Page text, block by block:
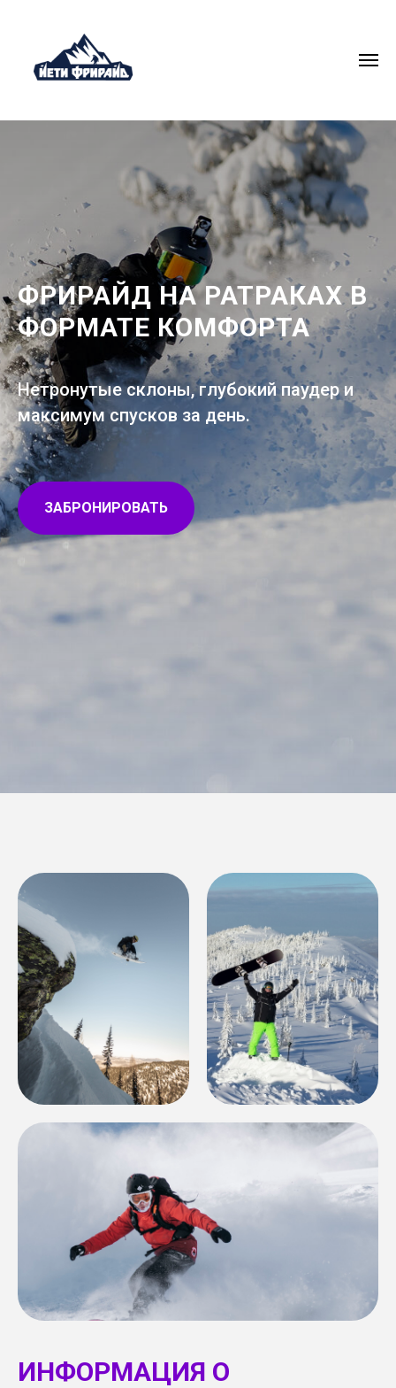
ФРИРАЙД НА РАТРАКАХ В
ФОРМАТЕ КОМФОРТА
Нетронутые склоны, глубокий паудер и
максимум спусков за день.
ЗАБРОНИРОВАТЬ
ИНФОРМАЦИЯ О